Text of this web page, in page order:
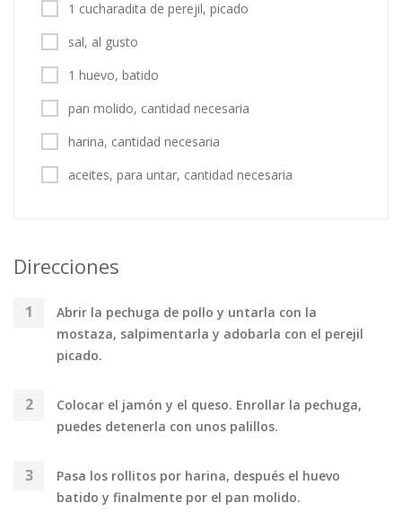
1 cucharadita de perejil, picado
sal, al gusto
1 huevo, batido
pan molido, cantidad necesaria
harina, cantidad necesaria
aceites, para untar, cantidad necesaria
Direcciones
Abrir la pechuga de pollo y untarla con la
mostaza, salpimentarla y adobarla con el perejil
picado.
Colocar el jamón y el queso. Enrollar la pechuga,
puedes detenerla con unos palillos.
Pasa los rollitos por harina, después el huevo
batido y finalmente por el pan molido.